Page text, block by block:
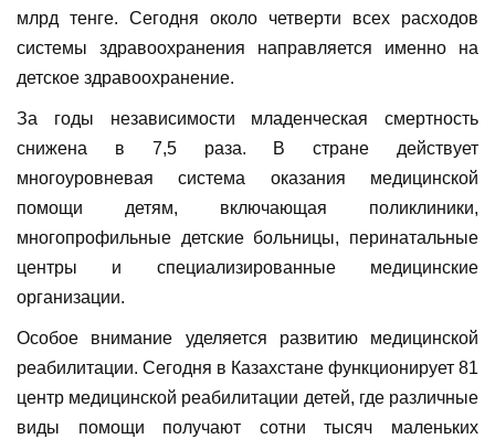
млрд тенге. Сегодня около четверти всех расходов
системы здравоохранения направляется именно на
детское здравоохранение.
За годы независимости младенческая смертность
снижена в 7,5 раза. В стране действует
многоуровневая система оказания медицинской
помощи детям, включающая поликлиники,
многопрофильные детские больницы, перинатальные
центры и специализированные медицинские
организации.
Особое внимание уделяется развитию медицинской
реабилитации. Сегодня в Казахстане функционирует 81
центр медицинской реабилитации детей, где различные
виды помощи получают сотни тысяч маленьких